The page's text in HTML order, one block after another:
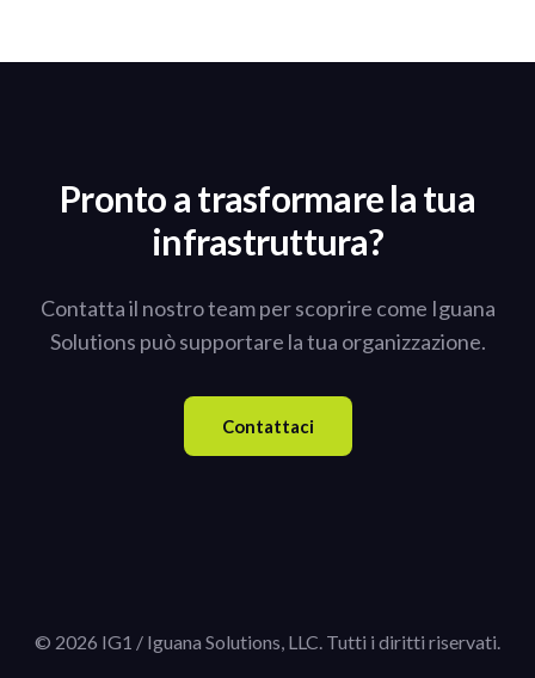
Pronto a trasformare la tua
infrastruttura?
Contatta il nostro team per scoprire come Iguana
Solutions può supportare la tua organizzazione.
Contattaci
© 2026 IG1 / Iguana Solutions, LLC. Tutti i diritti riservati.